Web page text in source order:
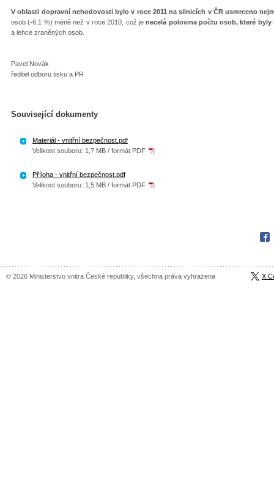
V oblasti dopravní nehodovosti bylo v roce 2011 na silnicích v ČR usmrceno
osob (-6,1 %) méně než v roce 2010, což jenecelá polovina počtu osob, které
a lehce zraněných osob.
Pavel Novák
ředitel odboru tisku a PR
Související dokumenty
Materiál - vnitřní bezpečnost.pdf
Velikost souboru: 1,7 MB / formát PDF
Příloha - vnitřní bezpečnost.pdf
Velikost souboru: 1,5 MB / formát PDF
© 2026 Ministerstvo vnitra České republiky, všechna práva vyhrazena X